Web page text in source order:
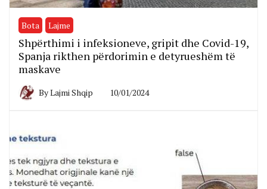
Bota Lajme
Shpërthimi i infeksioneve, gripit dhe Covid-19,
Spanja rikthen përdorimin e detyrueshëm të
maskave
ByLajmi Shqip 10/01/2024